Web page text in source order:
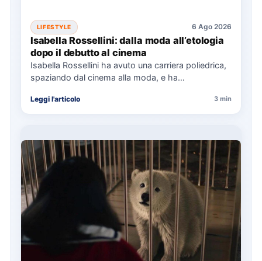
LIFESTYLE 6 Ago 2026
Isabella Rossellini: dalla moda all’etologia
dopo il debutto al cinema
Isabella Rossellini ha avuto una carriera poliedrica,
spaziando dal cinema alla moda, e ha
Leggi l'articolo 3 min